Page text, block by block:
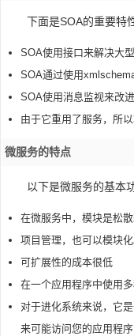
下面是SOA的重要特
SOA使用接口来解决大
SOA通过使用
SOA使用消息监视来改
由于它重用了服务，所
微服务的特点
以下是微服务的基本
在微服务中，模块是松
项目管理，也可以模块化
可扩展性的成本很低
在一个应用程序中使用
对于进化系统来说，它
来可能访问您的应用程序